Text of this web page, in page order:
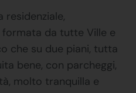
residenziale,
da tutte Ville e
che su due piani, tutta
bene, con parcheggi,
molto tranquilla e